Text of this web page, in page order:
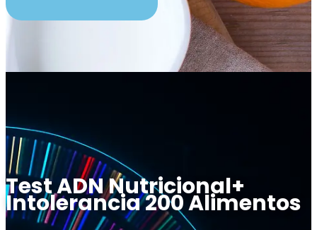
Test ADN Nutricional+
Intolerancia 200 Alimentos